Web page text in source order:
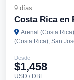
9 días
Costa Rica en
Arenal (Costa
(Costa Rica), San
Desde
$1,458
USD / DBL